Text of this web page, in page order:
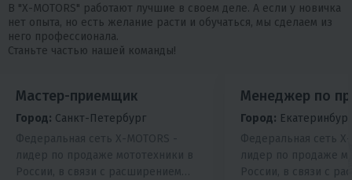
В "X-MOTORS" работают лучшие в своем деле. А если у новичка
нет опыта, но есть желание расти и обучаться, мы сделаем из
него профессионала.
Станьте частью нашей команды!
Мастер-приемщик
Город: Санкт-Петербург
Федеральная сеть Х-MOTORS -
лидер по продаже мототехники в
России, в связи с расширением
Менеджер по
Город: Екатеринбург
Федеральная сеть Х-
лидер по продаже
России, в связи с